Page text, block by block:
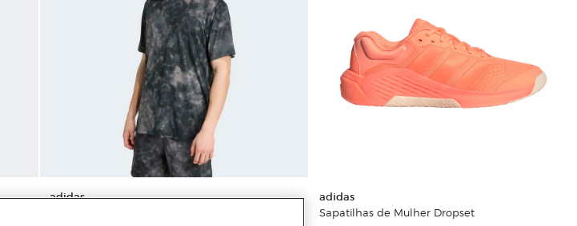
adidas
adidas
Sapatilhas de Mulher Dropset